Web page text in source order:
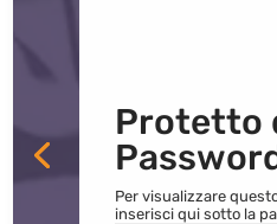
Protetto
Per visualizzare
inserisci qui sotto la